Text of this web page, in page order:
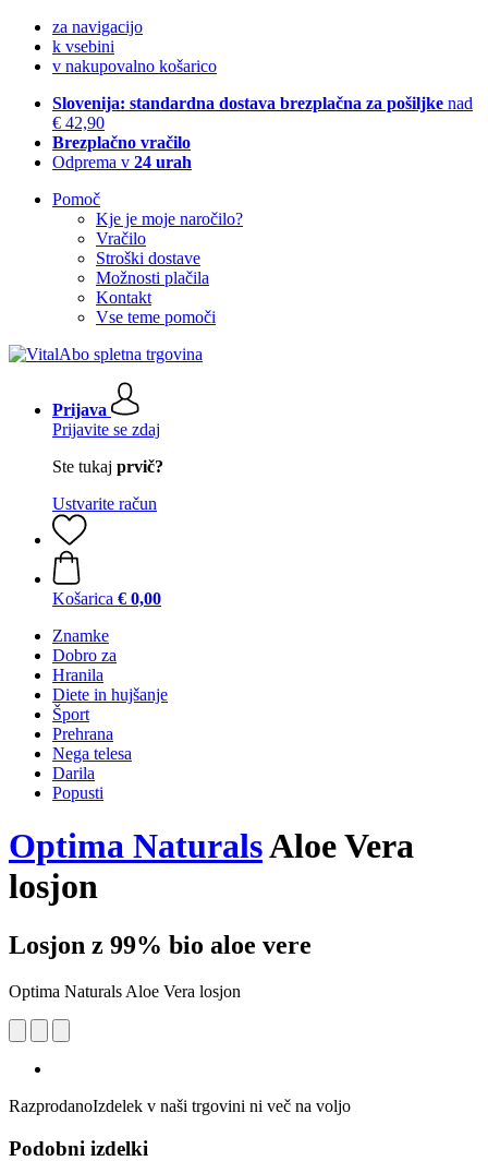
za navigacijo
k vsebini
v nakupovalno košarico
Slovenija: standardna dostava brezplačna za pošiljke nad
€ 42,90
Brezplačno vračilo
Odprema v 24 urah
Pomoč
Kje je moje naročilo?
Vračilo
Stroški dostave
Možnosti plačila
Kontakt
Vse teme pomoči
Prijava
Prijavite se zdaj
Ste tukaj prvič?
Ustvarite račun
Košarica € 0,00
Znamke
Dobro za
Hranila
Diete in hujšanje
Šport
Prehrana
Nega telesa
Darila
Popusti
Optima NaturalsAloe Vera
losjon
Losjon z 99% bio aloe vere
Optima Naturals Aloe Vera losjon
RazprodanoIzdelek v naši trgovini ni več na voljo
Podobni izdelki